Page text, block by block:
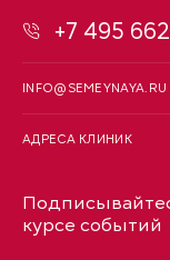
+7 495
INFO@SEMEYNAYA.RU
АДРЕСА КЛИНИК
курсе событий